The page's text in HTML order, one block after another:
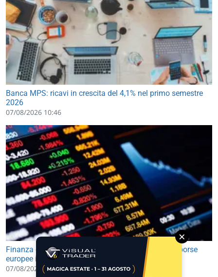
Banca MPS: ricavi in crescita del 4,1% nel primo semestre
2026
07/08/2026 10:46
Finanza e Mercati: future USA in lieve rialzo, avvio borse
europee in leggero progresso
07/08/2026 09:30
×